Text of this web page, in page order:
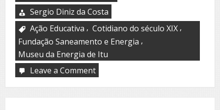
Sergio Diniz da Costa
Ação Educativa , Cotidiano do século XIX ,
Fundação Saneamento e Energia ,
Museu da Energia de Itu
Leave a Commenton
da